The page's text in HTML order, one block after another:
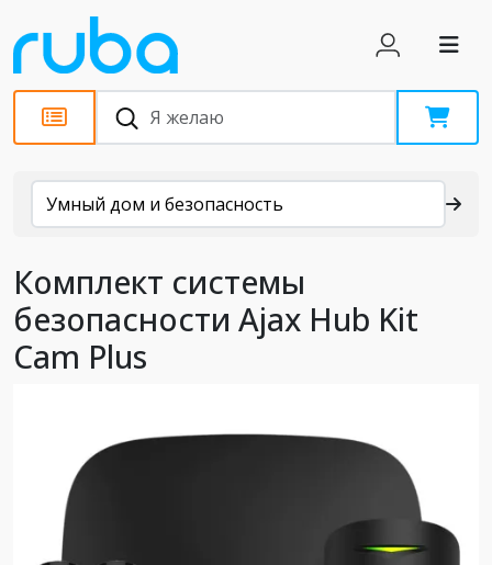
Каталог
Умный дом и безопасность
Комплект системы
безопасности Ajax Hub Kit
Cam Plus